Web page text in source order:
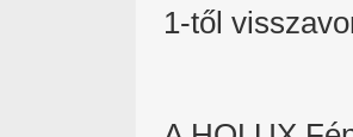
1-től